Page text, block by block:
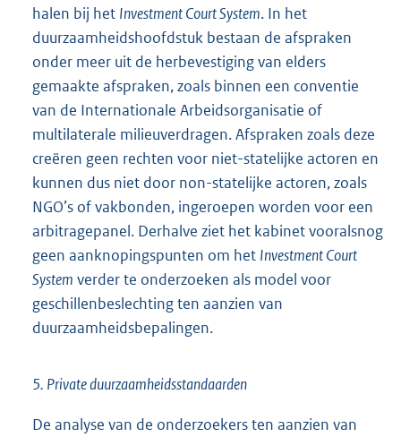
halen bij het Investment Court System. In het
duurzaamheidshoofdstuk bestaan de afspraken
onder meer uit de herbevestiging van elders
gemaakte afspraken, zoals binnen een conventie
van de Internationale Arbeidsorganisatie of
multilaterale milieuverdragen. Afspraken zoals deze
creëren geen rechten voor niet-statelijke actoren en
kunnen dus niet door non-statelijke actoren, zoals
NGO’s of vakbonden, ingeroepen worden voor een
arbitragepanel. Derhalve ziet het kabinet vooralsnog
geen aanknopingspunten om het Investment Court
System verder te onderzoeken als model voor
geschillenbeslechting ten aanzien van
duurzaamheidsbepalingen.
5. Private duurzaamheidsstandaarden
De analyse van de onderzoekers ten aanzien van